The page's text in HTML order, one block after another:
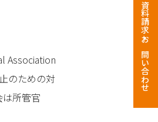
資料請求・お問い合わせ
Association
のための対
所管官